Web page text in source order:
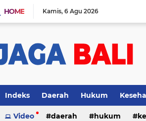
HOME Kamis 6 Agu 2026
Indeks Daerah Hukum
Video daerah hukum